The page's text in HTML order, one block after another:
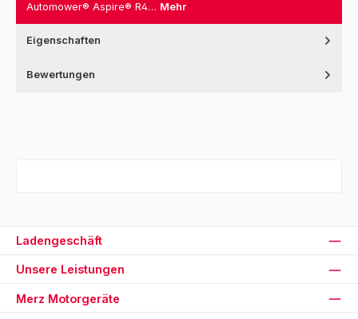
Automower® Aspire® R4… Mehr
Eigenschaften
Bewertungen
Ladengeschäft
Unsere Leistungen
Merz Motorgeräte